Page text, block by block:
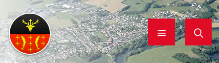
contenu
principal